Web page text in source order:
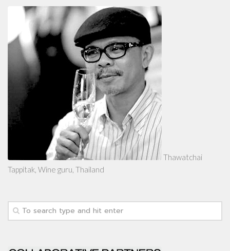
Thawatchai
Tappitak, Wine guru, Thailand